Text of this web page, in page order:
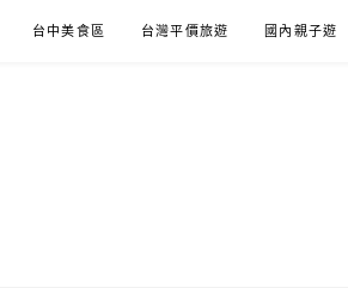
台中美食區 台灣平價旅遊 國內親子遊